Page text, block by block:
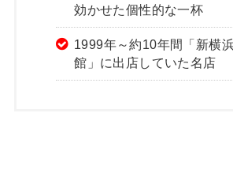
効かせた個性的な一杯
1999年～約10年間「新横
館」に出店していた名店